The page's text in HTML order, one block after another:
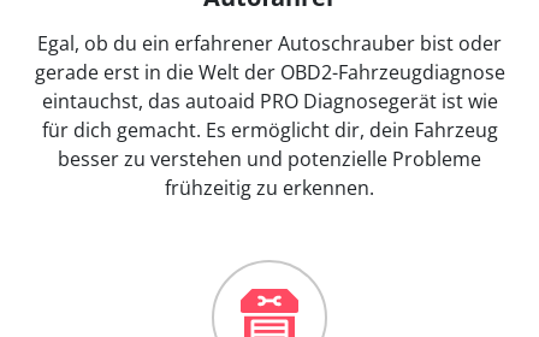
Egal, ob du ein erfahrener Autoschrauber bist oder
gerade erst in die Welt der OBD2-Fahrzeugdiagnose
eintauchst, das autoaid PRO Diagnosegerät ist wie
für dich gemacht. Es ermöglicht dir, dein Fahrzeug
besser zu verstehen und potenzielle Probleme
frühzeitig zu erkennen.